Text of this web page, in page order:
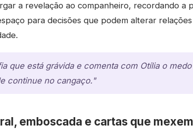
a revelação ao companheiro, recordando a
para decisões que podem alterar
que está grávida e comenta com Otília o
continue no cangaço."
emboscada e cartas que